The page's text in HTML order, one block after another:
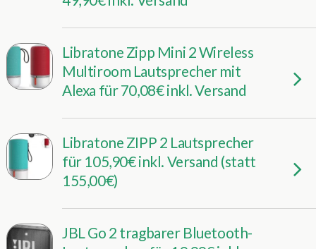
Libratone Zipp Mini 2 Wireless
Multiroom Lautsprecher mit
Alexa für 70,08€ inkl. Versand
Libratone ZIPP 2 Lautsprecher
für 105,90€ inkl. Versand (statt
155,00€)
JBL Go 2 tragbarer Bluetooth-